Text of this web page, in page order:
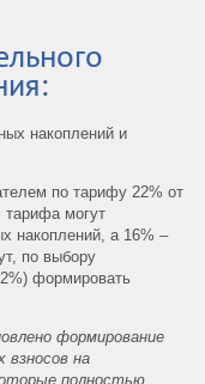
накоплений и
по тарифу 22% от
тарифа могут
накоплений, а 16% –
по выбору
формировать
формирование
взносов на
полностью